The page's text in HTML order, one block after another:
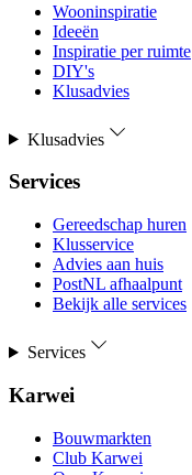
Wooninspiratie
Ideeën
Inspiratie per ruimte
DIY's
Klusadvies
Klusadvies
Services
Gereedschap huren
Klusservice
Advies aan huis
PostNL afhaalpunt
Bekijk alle services
Services
Karwei
Bouwmarkten
Club Karwei